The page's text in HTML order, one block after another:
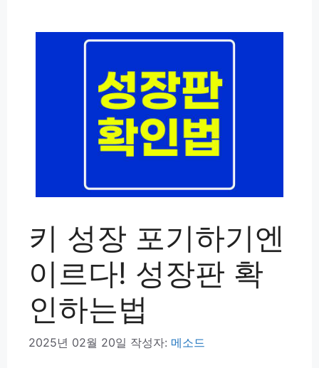
키 성장 포기하기엔
이르다! 성장판 확
인하는법
2025년 02월 20일 작성자: 메소드